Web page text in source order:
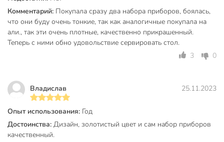
Подходит ли набор для подарка на 8 марта или
новоселье?
Да, благодаря подарочной упаковке и универсальному
дизайну, набор станет отличным подарком для женщин,
Нет, рекомендуется ручная мойка, чтобы сохранить
внешний вид и долговечность изделий (длина каждого
предмета — 22 см, белая ручка без покрытия).
Вы можете приобрести «Набор столовых приборов
Комментарий: Покупала сразу два набора приборов, боялась,
что они буду очень тонкие, так как аналогичные покупала на
али., так эти очень плотные, качественно прикрашенный.
Теперь с ними обно удовольствие сервировать стол.
3
0
Владислав 25.11.2023
Опыт использования: Год
Достоинства: Дизайн, золотистый цвет и сам набор приборов
качественный.